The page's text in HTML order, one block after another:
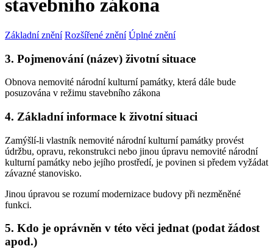
stavebního zákona
Základní znění Rozšířené znění Úplné znění
3. Pojmenování (název) životní situace
Obnova nemovité národní kulturní památky, která dále bude
posuzována v režimu stavebního zákona
4. Základní informace k životní situaci
Zamýšlí-li vlastník nemovité národní kulturní památky provést
údržbu, opravu, rekonstrukci nebo jinou úpravu nemovité národní
kulturní památky nebo jejího prostředí, je povinen si předem vyžádat
závazné stanovisko.
Jinou úpravou se rozumí modernizace budovy při nezměněné
funkci.
5. Kdo je oprávněn v této věci jednat (podat žádost
apod.)